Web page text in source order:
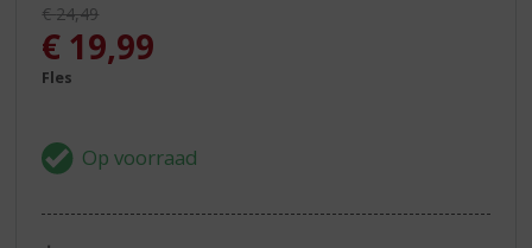
Originele prijs was:
€24,49
, Huidige prijs is:
€ 19,99
Fles